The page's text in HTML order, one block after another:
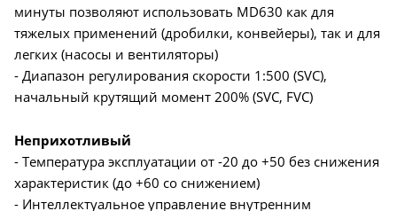
минуты позволяют использовать MD630 как для
тяжелых применений (дробилки, конвейеры), так и для
легких (насосы и вентиляторы)
- Диапазон регулирования скорости 1:500 (SVC),
начальный крутящий момент 200% (SVC, FVC)
Неприхотливый
- Температура эксплуатации от -20 до +50 без снижения
характеристик (до +60 со снижением)
- Интеллектуальное управление внутренним